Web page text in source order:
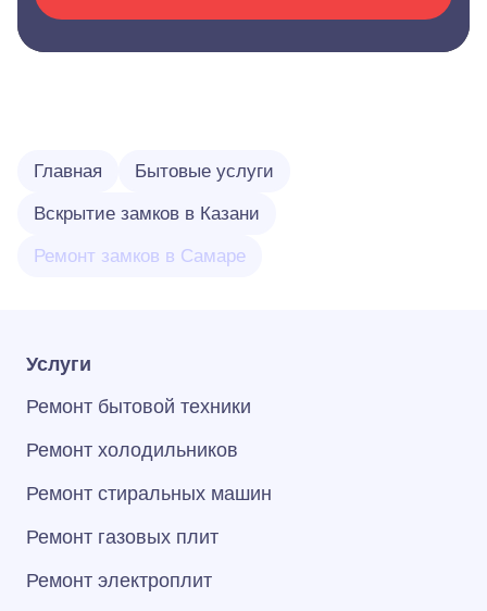
Главная Бытовые услуги
Вскрытие замков в Казани
Ремонт замков в Самаре
Услуги
Ремонт бытовой техники
Ремонт холодильников
Ремонт стиральных машин
Ремонт газовых плит
Ремонт электроплит